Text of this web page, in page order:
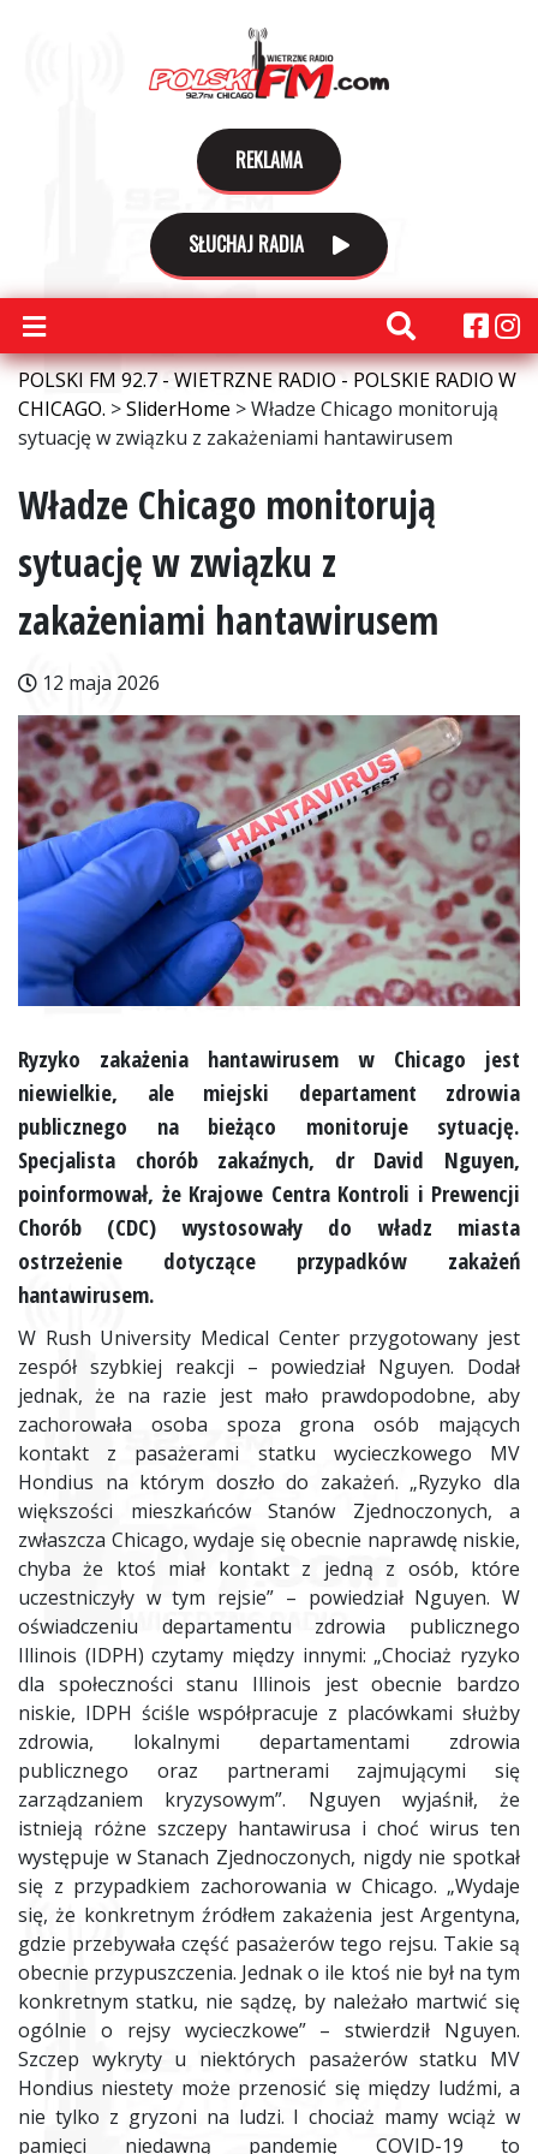
REKLAMA
SŁUCHAJ RADIA
POLSKI FM 92.7 - WIETRZNE RADIO - POLSKIE RADIO W
CHICAGO. >SliderHome >Władze Chicago monitorują
sytuację w związku z zakażeniami hantawirusem
Władze Chicago monitorują
sytuację w związku z
zakażeniami hantawirusem
12 maja 2026
Ryzyko zakażenia hantawirusem w Chicago jest
niewielkie, ale miejski departament zdrowia
publicznego na bieżąco monitoruje sytuację.
Specjalista chorób zakaźnych, dr David Nguyen,
poinformował, że Krajowe Centra Kontroli i Prewencji
Chorób (CDC) wystosowały do władz miasta
ostrzeżenie dotyczące przypadków zakażeń
hantawirusem.
W Rush University Medical Center przygotowany jest
zespół szybkiej reakcji – powiedział Nguyen. Dodał
jednak, że na razie jest mało prawdopodobne, aby
zachorowała osoba spoza grona osób mających
kontakt z pasażerami statku wycieczkowego MV
Hondius na którym doszło do zakażeń. „Ryzyko dla
większości mieszkańców Stanów Zjednoczonych, a
zwłaszcza Chicago, wydaje się obecnie naprawdę niskie,
chyba że ktoś miał kontakt z jedną z osób, które
uczestniczyły w tym rejsie” – powiedział Nguyen. W
oświadczeniu departamentu zdrowia publicznego
Illinois (IDPH) czytamy między innymi: „Chociaż ryzyko
dla społeczności stanu Illinois jest obecnie bardzo
niskie, IDPH ściśle współpracuje z placówkami służby
zdrowia, lokalnymi departamentami zdrowia
publicznego oraz partnerami zajmującymi się
zarządzaniem kryzysowym”. Nguyen wyjaśnił, że
istnieją różne szczepy hantawirusa i choć wirus ten
występuje w Stanach Zjednoczonych, nigdy nie spotkał
się z przypadkiem zachorowania w Chicago. „Wydaje
się, że konkretnym źródłem zakażenia jest Argentyna,
gdzie przebywała część pasażerów tego rejsu. Takie są
obecnie przypuszczenia. Jednak o ile ktoś nie był na tym
konkretnym statku, nie sądzę, by należało martwić się
ogólnie o rejsy wycieczkowe” – stwierdził Nguyen.
Szczep wykryty u niektórych pasażerów statku MV
Hondius niestety może przenosić się między ludźmi, a
nie tylko z gryzoni na ludzi. I chociaż mamy wciąż w
pamięci niedawną pandemię COVID-19 to